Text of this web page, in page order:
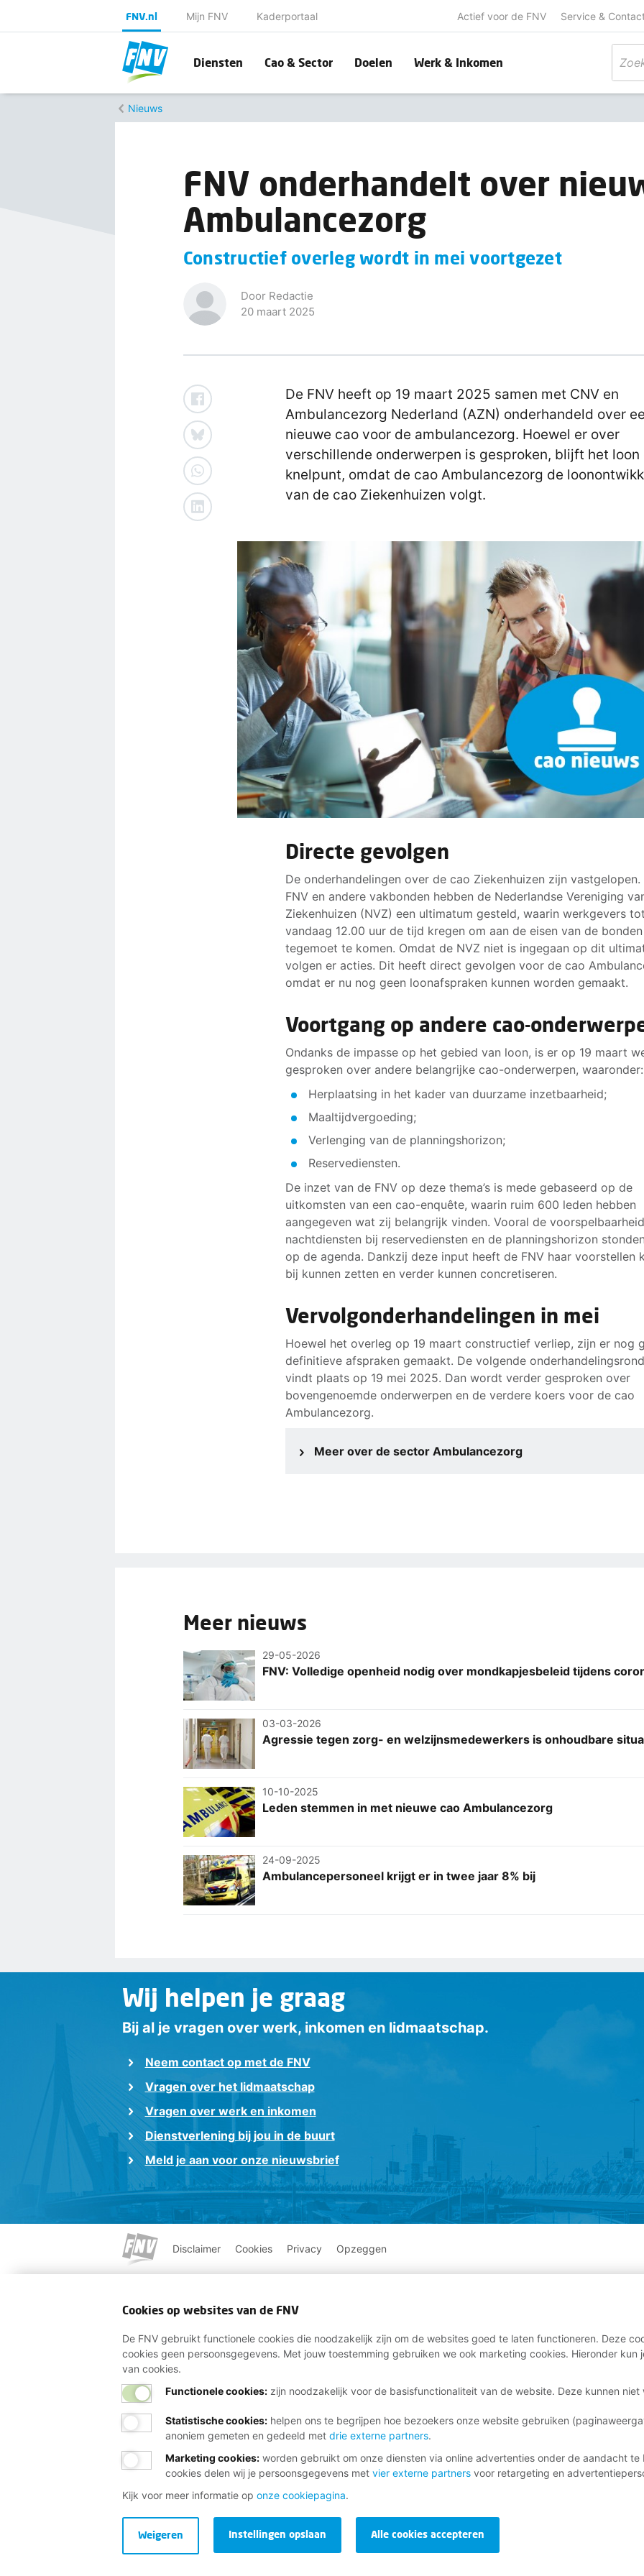
FNV.nl Mijn FNV Kaderportaal Actief voor de FNV Service &
Diensten Cao & Sector Doelen Werk & Inkomen
Nieuws
FNV onderhandelt over
Ambulancezorg
Constructief overleg wordt in mei voortgezet
Door Redactie
20 maart 2025
De FNV heeft op 19 maart 2025 samen met CNV en
Ambulancezorg Nederland (AZN) onderhandeld over
nieuwe cao voor de ambulancezorg. Hoewel er over
verschillende onderwerpen is gesproken, blijft het loon
knelpunt, omdat de cao Ambulancezorg de
van de cao Ziekenhuizen volgt.
Directe gevolgen
De onderhandelingen over de cao Ziekenhuizen zijn vastgelopen.
FNV en andere vakbonden hebben de Nederlandse Vereniging
Ziekenhuizen (NVZ) een ultimatum gesteld, waarin werkgevers tot
vandaag 12.00 uur de tijd kregen om aan de eisen van de bonden
tegemoet te komen. Omdat de NVZ niet is ingegaan op dit
volgen er acties. Dit heeft direct gevolgen voor de cao
omdat er nu nog geen loonafspraken kunnen worden gemaakt.
Voortgang op andere cao-
Ondanks de impasse op het gebied van loon, is er op 19 maart
gesproken over andere belangrijke cao-onderwerpen, waaronder:
Herplaatsing in het kader van duurzame inzetbaarheid;
Maaltijdvergoeding;
Verlenging van de planningshorizon;
Reservediensten.
De inzet van de FNV op deze thema’s is mede gebaseerd op de
uitkomsten van een cao-enquête, waarin ruim 600 leden hebben
aangegeven wat zij belangrijk vinden. Vooral de
nachtdiensten bij reservediensten en de planningshorizon
op de agenda. Dankzij deze input heeft de FNV haar voorstellen
bij kunnen zetten en verder kunnen concretiseren.
Vervolgonderhandelingen in mei
Hoewel het overleg op 19 maart constructief verliep, zijn er nog
definitieve afspraken gemaakt. De volgende
vindt plaats op 19 mei 2025. Dan wordt verder gesproken over
bovengenoemde onderwerpen en de verdere koers voor de cao
Ambulancezorg.
Meer over de sector Ambulancezorg
Meer nieuws
29-05-2026
FNV: Volledige openheid nodig over mondkapjesbeleid tijdens
03-03-2026
Agressie tegen zorg- en welzijnsmedewerkers is onhoudbare
10-10-2025
Leden stemmen in met nieuwe cao Ambulancezorg
24-09-2025
Ambulancepersoneel krijgt er in twee jaar 8% bij
Wij helpen je graag
Bij al je vragen over werk, inkomen en lidmaatschap.
Neem contact op met de FNV
Vragen over het lidmaatschap
Vragen over werk en inkomen
Dienstverlening bij jou in de buurt
Meld je aan voor onze nieuwsbrief
Disclaimer Cookies Privacy Opzeggen
Cookies op websites van de FNV
De FNV gebruikt functionele cookies die noodzakelijk zijn om de websites goed te laten functioneren. Deze
cookies geen persoonsgegevens. Met jouw toestemming gebruiken we ook marketing cookies. Hieronder
van cookies.
Functionele cookies:zijn noodzakelijk voor de basisfunctionaliteit van de website. Deze kunnen niet
Statistische cookies: helpen ons te begrijpen hoe bezoekers onze website gebruiken
anoniem gemeten en gedeeld met drie externe partners.
Marketing cookies: worden gebruikt om onze diensten via online advertenties onder de aandacht
cookies delen wij je persoonsgegevens met vier externe partnersvoor retargeting en
Kijk voor meer informatie op onze cookiepagina.
Alle cookies accepteren
Instellingen opslaan
Weigeren